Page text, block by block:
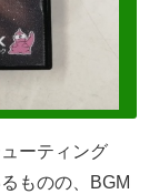
ーティング
ものの、BGM